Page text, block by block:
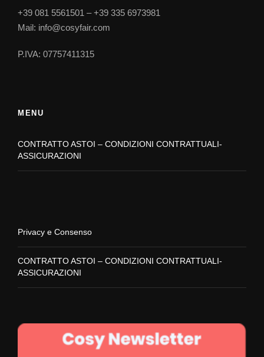
+39 081 5561501 – +39 335 6973981
Mail: info@cosyfair.com
P.IVA: 07757411315
MENU
CONTRATTO ASTOI – CONDIZIONI CONTRATTUALI-
ASSICURAZIONI
Privacy e Consenso
CONTRATTO ASTOI – CONDIZIONI CONTRATTUALI-
ASSICURAZIONI